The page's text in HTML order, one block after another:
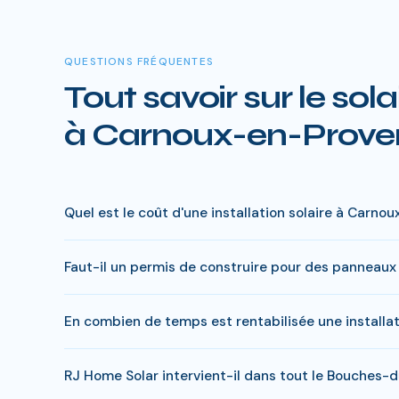
QUESTIONS FRÉQUENTES
Tout savoir sur le
à Carnoux-en-
Quel est le coût d'une installation solaire à
réduite), le reste à charge peut descendre sous 4 000
Faut-il un permis de construire pour des
peuvent s'appliquer. RJ Home Solar gère toutes ces
En combien de temps est rentabilisée une
pendant 15 a 20 ans, soit des economies cumulees de
RJ Home Solar intervient-il dans tout le Bouches-